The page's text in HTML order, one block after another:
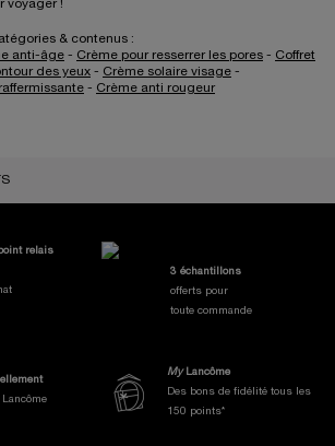
voyager !
& contenus :
anti-âge - Crème pour resserrer les pores - Coffret
des yeux - Crème solaire visage -
- Crème anti rougeur
et Avantages
relais
3 échantillons
offerts pour
toute commande
MyLancôme
Des bons de fidélité tous les
150 points*